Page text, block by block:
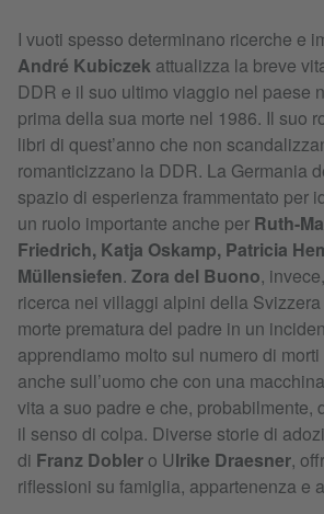
I vuoti spesso determinano ricerche e
André Kubiczek attualizza la breve
DDR e il suo ultimo viaggio nel paese
prima della sua morte nel 1986. Il suo
libri di quest’anno che non
romanticizzano la DDR. La Germania
spazio di esperienza frammentato per
un ruolo importante anche per Ruth-
Friedrich, Katja Oskamp, Patricia
Müllensiefen. Zora del Buono,
ricerca nei villaggi alpini della
morte prematura del padre in un
apprendiamo molto sul numero di
anche sull’uomo che con una
vita a suo padre e che, probabilmente,
il senso di colpa. Diverse storie di
di Franz Dobler o Ulrike Draesner,
riflessioni su famiglia, appartenenza e